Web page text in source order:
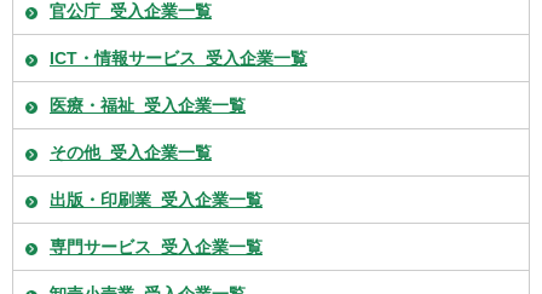
官公庁_受入企業一覧
ICT・情報サービス_受入企業一覧
医療・福祉_受入企業一覧
その他_受入企業一覧
出版・印刷業_受入企業一覧
専門サービス_受入企業一覧